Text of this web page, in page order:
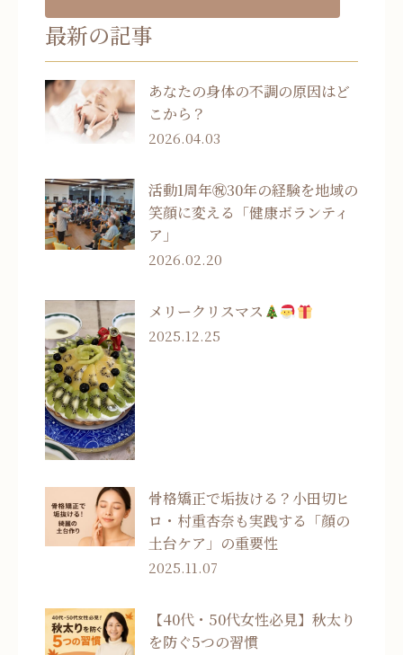
最新の記事
あなたの身体の不調の原因はど
こから？
2026.04.03
活動1周年㊗30年の経験を地域の
笑顔に変える「健康ボランティ
ア」
2026.02.20
メリークリスマス
2025.12.25
骨格矯正で垢抜ける？小田切ヒ
ロ・村重杏奈も実践する「顔の
土台ケア」の重要性
2025.11.07
【40代・50代女性必見】秋太り
を防ぐ5つの習慣